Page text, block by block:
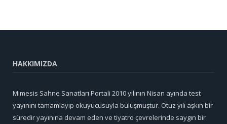
HAKKIMIZDA
Mimesis Sahne Sanatları Portali 2010 yılının Nisan ayında test
yayınını tamamlayıp okuyucusuyla buluşmuştur. Otuz yılı aşkın bir
süredir yayınına devam eden ve tiyatro çevrelerinde saygın bir